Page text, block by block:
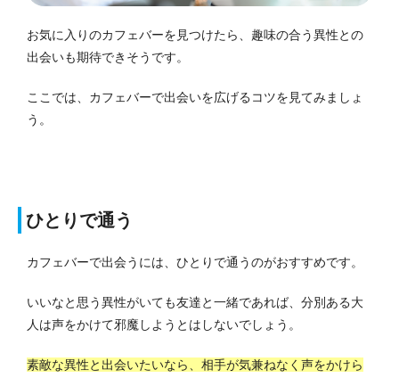
お気に入りのカフェバーを見つけたら、趣味の合う異性との
出会いも期待できそうです。
ここでは、カフェバーで出会いを広げるコツを見てみましょ
う。
ひとりで通う
カフェバーで出会うには、ひとりで通うのがおすすめです。
いいなと思う異性がいても友達と一緒であれば、分別ある大
人は声をかけて邪魔しようとはしないでしょう。
素敵な異性と出会いたいなら、相手が気兼ねなく声をかけら